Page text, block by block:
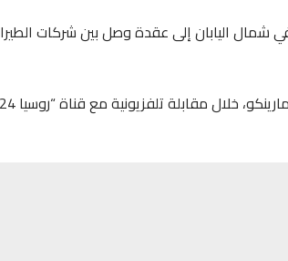
اليابان إلى عقدة وصل بين شركات